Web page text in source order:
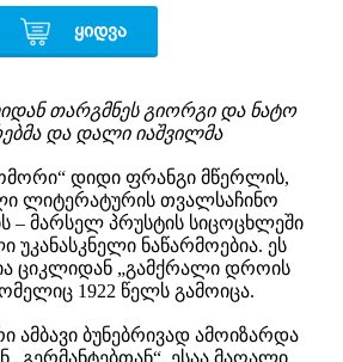
ᲧᲘᲓᲕᲐ
თარგმნეს გიორგი და ნატო
და დალი იაშვილმა
დიდი ფრანგი მწერლის,
ლიტერატურის თვალსაჩინო
– მარსელ პრუსტის სიცოცხლეში
უკანასკნელი ნაწარმოებია. ეს
ციკლიდან „გამქრალი დროის
1922 წელს გამოიცა.
ამბავი ბუნებრივად ამოიზარდა
„გერმანტებთან“. ესაა მაღალი